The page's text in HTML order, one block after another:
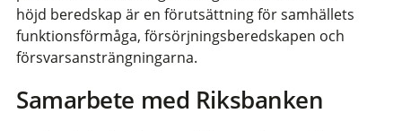
höjd beredskap är en förutsättning för samhällets
funktionsförmåga, försörjningsberedskapen och
försvarsansträngningarna.
Samarbete med Riksbanken